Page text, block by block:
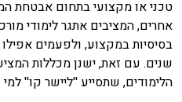
טכני או מקצועי בתחום אבטחת
אחרים, המציבים אתגר לימודי
בסיסיות במקצוע, ולפעמים
שנים. עם זאת, ישנן מכללות
הלימודים, שתסייע ''ליישר קו''